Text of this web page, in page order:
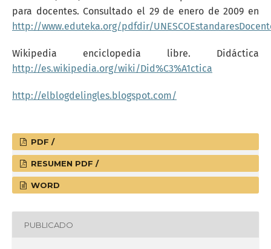
para docentes. Consultado el 29 de enero de 2009 en
http://www.eduteka.org/pdfdir/
Wikipedia enciclopedia libre. Didáctica
http://es.wikipedia.org/wiki/Did%C3%A1ctica
http://elblogdelingles.blogspot.com/
PDF /
RESUMEN PDF /
WORD
PUBLICADO